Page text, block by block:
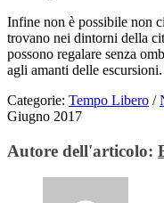
Infine non è possibile non
trovano nei dintorni della
possono regalare senza
agli amanti delle escursioni.
Categorie: Tempo Libero /
Giugno 2017
Autore dell'articolo: